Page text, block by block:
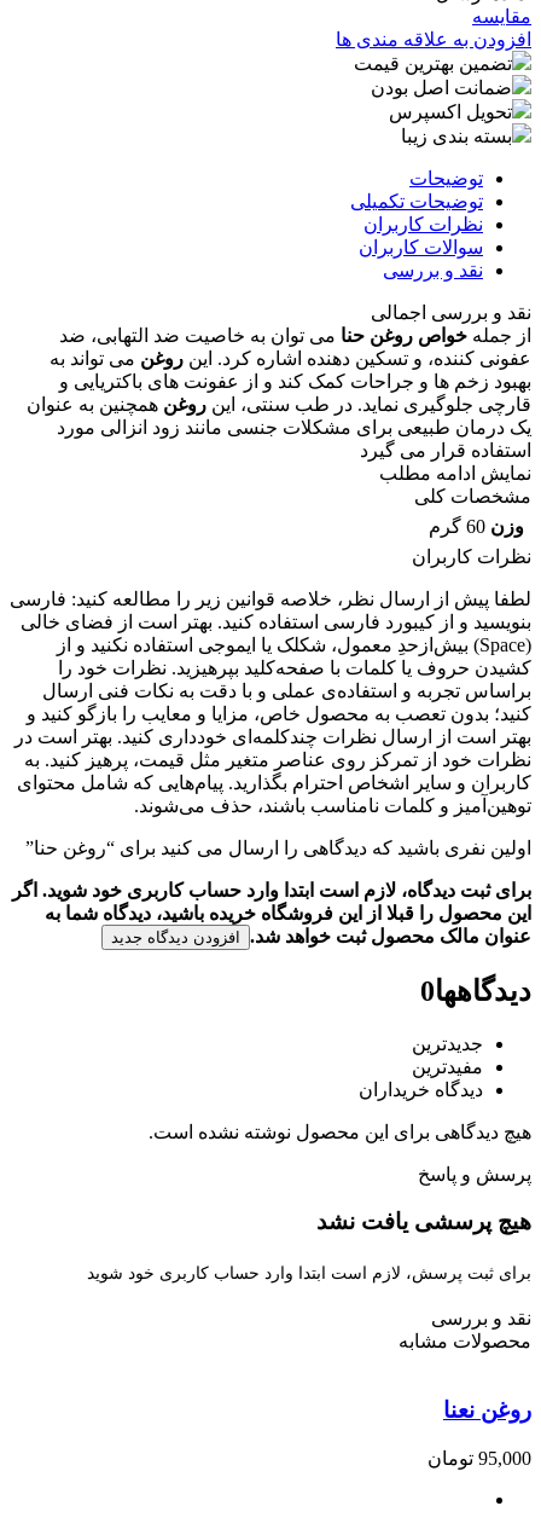
مقایسه
افزودن به علاقه مندی ها
تضمین بهترین قیمت
ضمانت اصل بودن
تحویل اکسپرس
بسته بندی زیبا
توضیحات
توضیحات تکمیلی
نظرات کاربران
سوالات کاربران
نقد و بررسی
نقد و بررسی اجمالی
از جمله خواص روغن حنا می ‌توان به خاصیت ضد التهابی، ضد
عفونی ‌کننده، و تسکین ‌دهنده اشاره کرد. این روغن می ‌تواند به
بهبود زخم‌ ها و جراحات کمک کند و از عفونت ‌های باکتریایی و
قارچی جلوگیری نماید. در طب سنتی، این روغن همچنین به عنوان
یک درمان طبیعی برای مشکلات جنسی مانند زود انزالی مورد
استفاده قرار می ‌گیرد
نمایش ادامه مطلب
مشخصات کلی
وزن 60 گرم
نظرات کاربران
لطفا پیش از ارسال نظر، خلاصه قوانین زیر را مطالعه کنید: فارسی
بنویسید و از کیبورد فارسی استفاده کنید. بهتر است از فضای خالی
(Space) بیش‌از‌حدِ معمول، شکلک یا ایموجی استفاده نکنید و از
کشیدن حروف یا کلمات با صفحه‌کلید بپرهیزید. نظرات خود را
براساس تجربه و استفاده‌ی عملی و با دقت به نکات فنی ارسال
کنید؛ بدون تعصب به محصول خاص، مزایا و معایب را بازگو کنید و
بهتر است از ارسال نظرات چندکلمه‌‌ای خودداری کنید. بهتر است در
نظرات خود از تمرکز روی عناصر متغیر مثل قیمت، پرهیز کنید. به
کاربران و سایر اشخاص احترام بگذارید. پیام‌هایی که شامل محتوای
توهین‌آمیز و کلمات نامناسب باشند، حذف می‌شوند.
اولین نفری باشید که دیدگاهی را ارسال می کنید برای “روغن حنا”
برای ثبت دیدگاه، لازم است ابتدا وارد حساب کاربری خود شوید. اگر
این محصول را قبلا از این فروشگاه خریده باشید، دیدگاه شما به
عنوان مالک محصول ثبت خواهد شد.
افزودن دیدگاه جدید
دیدگاهها0
جدیدترین
مفیدترین
دیدگاه خریداران
هیچ دیدگاهی برای این محصول نوشته نشده است.
پرسش و پاسخ
هیچ پرسشی یافت نشد
برای ثبت پرسش، لازم است ابتدا وارد حساب کاربری خود شوید
نقد و بررسی
محصولات مشابه
روغن نعنا
95,000 تومان